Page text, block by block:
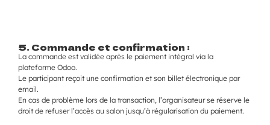
5. Commande et confirmation :
La commande est validée après le paiement intégral via la
plateforme Odoo.
Le participant reçoit une confirmation et son billet électronique par
email.
En cas de problème lors de la transaction, l’organisateur se réserve le
droit de refuser l’accès au salon jusqu’à régularisation du paiement.